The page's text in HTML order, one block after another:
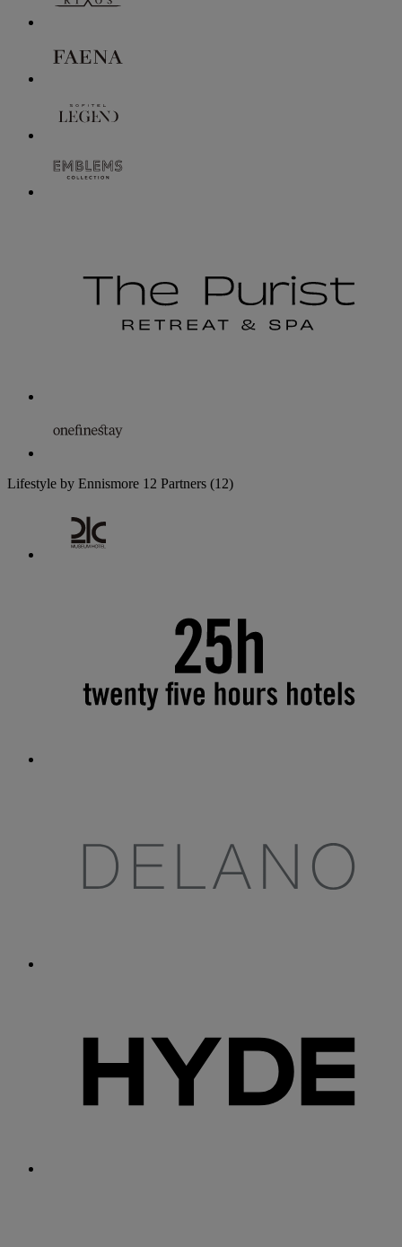
Lifestyle by Ennismore 12 Partners (12)